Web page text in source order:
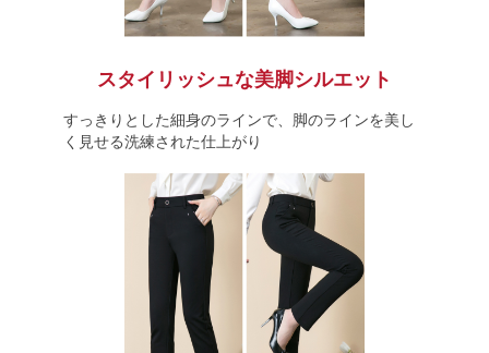
スタイリッシュな美脚シルエット
すっきりとした細身のラインで、脚のラインを美し
く見せる洗練された仕上がり